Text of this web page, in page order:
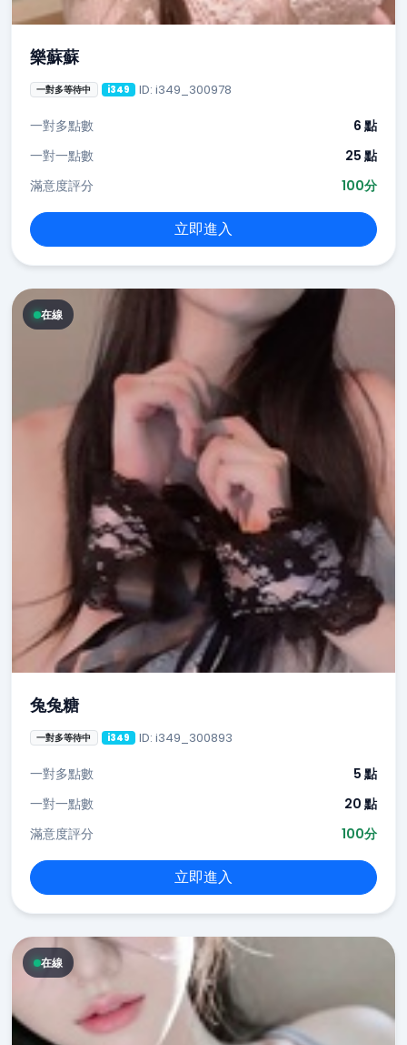
樂蘇蘇
一對多等待中 i349 ID: i349_300978
一對多點數
6 點
一對一點數
25 點
滿意度評分
100分
立即進入
在線
兔兔糖
一對多等待中 i349 ID: i349_300893
一對多點數
5 點
一對一點數
20 點
滿意度評分
100分
立即進入
在線